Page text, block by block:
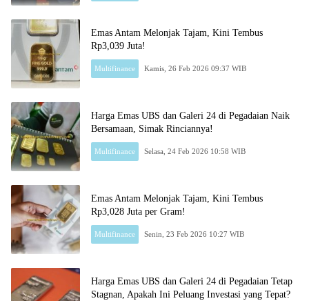
Emas Antam Melonjak Tajam, Kini Tembus
Rp3,039 Juta!
Multifinance Kamis, 26 Feb 2026 09:37 WIB
Harga Emas UBS dan Galeri 24 di Pegadaian Naik
Bersamaan, Simak Rinciannya!
Multifinance Selasa, 24 Feb 2026 10:58 WIB
Emas Antam Melonjak Tajam, Kini Tembus
Rp3,028 Juta per Gram!
Multifinance Senin, 23 Feb 2026 10:27 WIB
Harga Emas UBS dan Galeri 24 di Pegadaian Tetap
Stagnan, Apakah Ini Peluang Investasi yang Tepat?